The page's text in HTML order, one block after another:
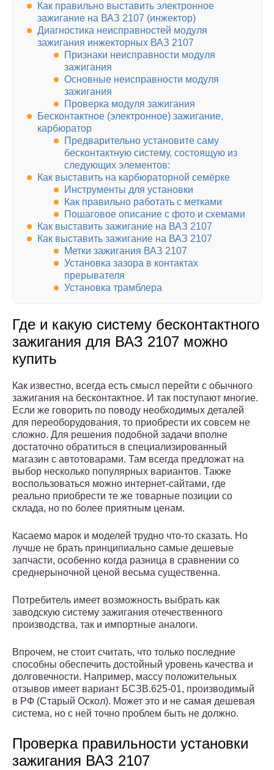
Как правильно выставить электронное
зажигание на ВАЗ 2107 (инжектор)
Диагностика неисправностей модуля
зажигания инжекторных ВАЗ 2107
Признаки неисправности модуля
зажигания
Основные неисправности модуля
зажигания
Проверка модуля зажигания
Бесконтактное (электронное) зажигание,
карбюратор
Предварительно установите саму
бесконтактную систему, состоящую из
следующих элементов:
Как выставить на карбюраторной семёрке
Инструменты для установки
Как правильно работать с метками
Пошаговое описание с фото и схемами
Как выставить зажигание на ВАЗ 2107
Как выставить зажигание на ВАЗ 2107
Метки зажигания ВАЗ 2107
Установка зазора в контактах
прерывателя
Установка трамблера
Где и какую систему бесконтактного
зажигания для ВАЗ 2107 можно
купить
Как известно, всегда есть смысл перейти с обычного
зажигания на бесконтактное. И так поступают многие.
Если же говорить по поводу необходимых деталей
для переоборудования, то приобрести их совсем не
сложно. Для решения подобной задачи вполне
достаточно обратиться в специализированный
магазин с автотоварами. Там всегда предложат на
выбор несколько популярных вариантов. Также
воспользоваться можно интернет-сайтами, где
реально приобрести те же товарные позиции со
склада, но по более приятным ценам.
Касаемо марок и моделей трудно что-то сказать. Но
лучше не брать принципиально самые дешевые
запчасти, особенно когда разница в сравнении со
среднерыночной ценой весьма существенна.
Потребитель имеет возможность выбрать как
заводскую систему зажигания отечественного
производства, так и импортные аналоги.
Впрочем, не стоит считать, что только последние
способны обеспечить достойный уровень качества и
долговечности. Например, массу положительных
отзывов имеет вариант БСЗВ.625-01, производимый
в РФ (Старый Оскол). Может это и не самая дешевая
система, но с ней точно проблем быть не должно.
Проверка правильности установки
зажигания ВАЗ 2107